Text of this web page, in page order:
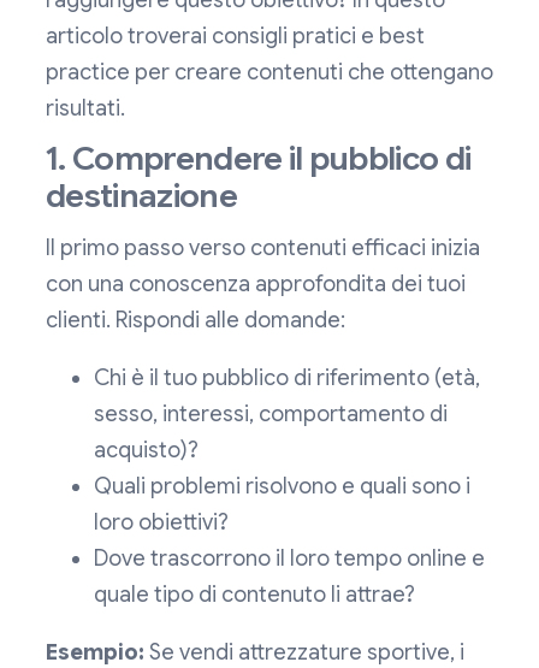
articolo troverai consigli pratici e best
practice per creare contenuti che ottengano
risultati.
1. Comprendere il pubblico di
destinazione
Il primo passo verso contenuti efficaci inizia
con una conoscenza approfondita dei tuoi
clienti. Rispondi alle domande:
Chi è il tuo pubblico di riferimento (età,
sesso, interessi, comportamento di
acquisto)?
Quali problemi risolvono e quali sono i
loro obiettivi?
Dove trascorrono il loro tempo online e
quale tipo di contenuto li attrae?
Esempio: Se vendi attrezzature sportive, i